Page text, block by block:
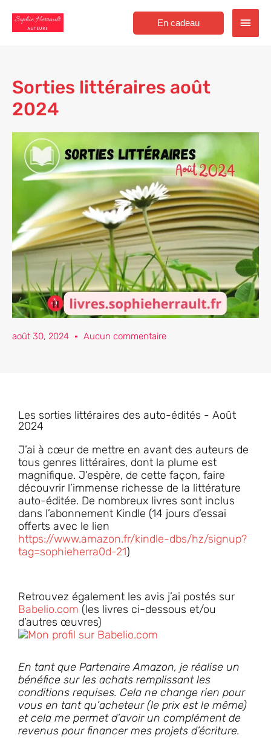
contenu
Menu
En cadeau
Sorties littéraires août
2024
août 30, 2024 Aucun commentaire
Les sorties littéraires des auto-édités - Août
2024
J’ai à cœur de mettre en avant des auteurs de
tous genres littéraires, dont la plume est
magnifique. J’espère, de cette façon, faire
découvrir l’immense richesse de la littérature
auto-éditée. De nombreux livres sont inclus
dans l’abonnement Kindle (14 jours d’essai
offerts avec le lien
https://www.amazon.fr/kindle-dbs/hz/signup?
tag=sophieherra0d-21)
Retrouvez également les avis j’ai postés sur
Babelio.com (les livres ci-dessous et/ou
d’autres œuvres)
En tant que Partenaire Amazon, je réalise un
bénéfice sur les achats remplissant les
conditions requises. Cela ne change rien pour
vous en tant qu’acheteur (le prix est le même)
et cela me permet d’avoir un complément de
revenus pour financer mes projets d’écriture.